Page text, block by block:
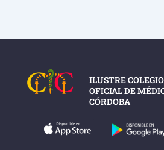
ILUSTRE COLEGIO
OFICIAL DE
CÓRDOBA